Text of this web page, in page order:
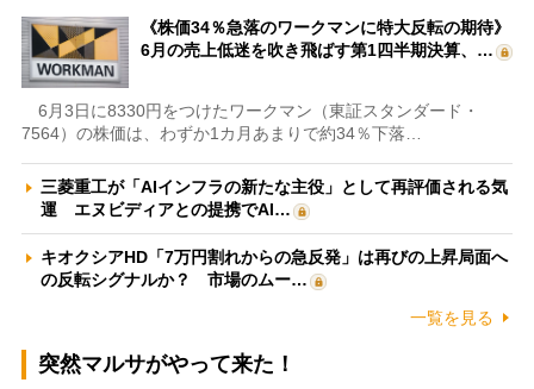
《株価34％急落のワークマンに特大反転の期待》
6月の売上低迷を吹き飛ばす第1四半期決算、…
6月3日に8330円をつけたワークマン（東証スタンダード・
7564）の株価は、わずか1カ月あまりで約34％下落…
三菱重工が「AIインフラの新たな主役」として再評価される気
運 エヌビディアとの提携でAI…
キオクシアHD「7万円割れからの急反発」は再びの上昇局面へ
の反転シグナルか？ 市場のムー…
一覧を見る
突然マルサがやって来た！